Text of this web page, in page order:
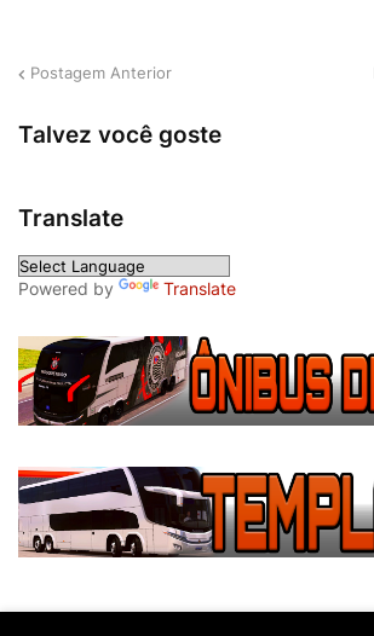
Postagem Anterior
Talvez você goste
Translate
Powered by Translate